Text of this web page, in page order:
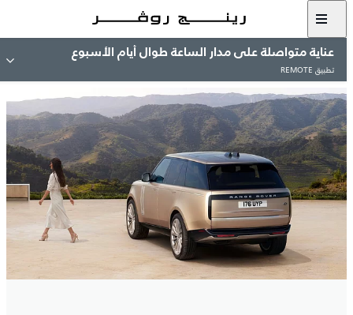
عناية متواصلة على مدار الساعة طوال أيام الأسبوع
تطبيق REMOTE